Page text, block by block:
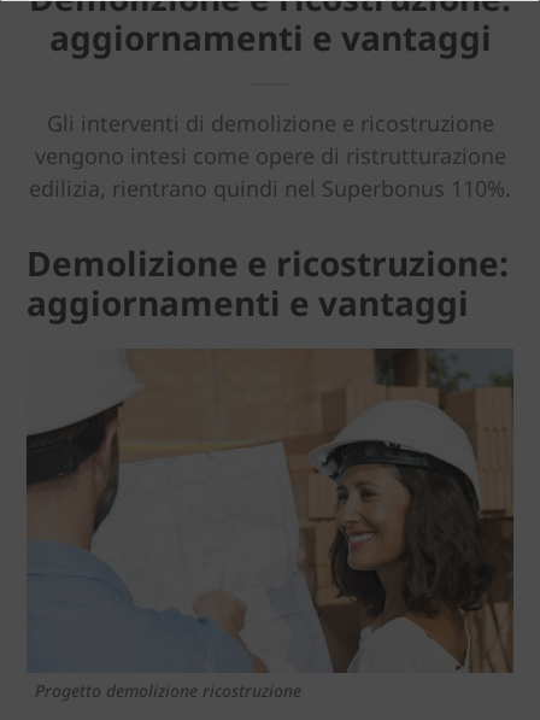
aggiornamenti e vantaggi
Gli interventi di demolizione e ricostruzione
vengono intesi come opere di ristrutturazione
edilizia, rientrano quindi nel Superbonus 110%.
Demolizione e ricostruzione:
aggiornamenti e vantaggi
Progetto demolizione ricostruzione